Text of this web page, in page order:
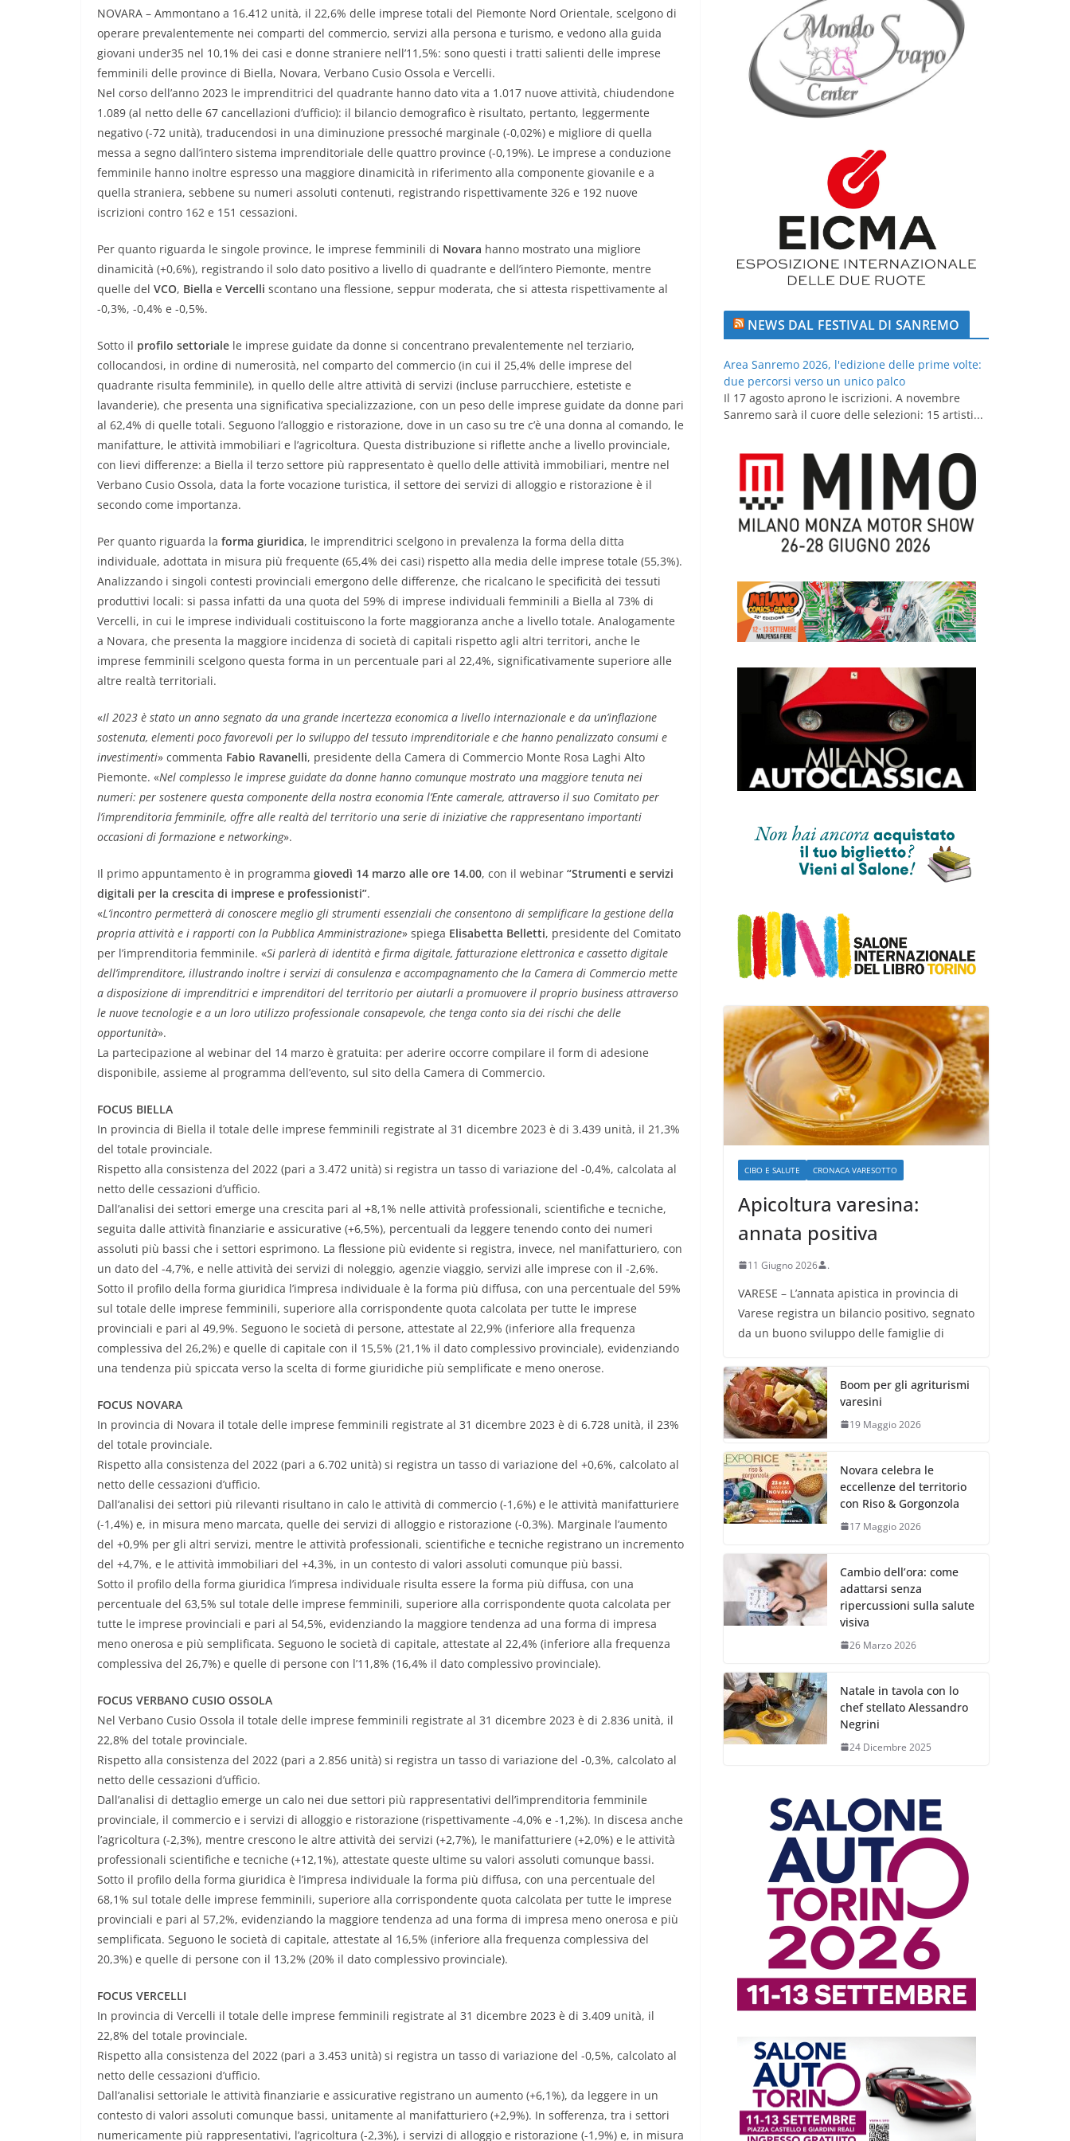
NOVARA – Ammontano a 16.412 unità, il 22,6% delle imprese totali del Piemonte Nord Orientale, scelgono di
operare prevalentemente nei comparti del commercio, servizi alla persona e turismo, e vedono alla guida
giovani under35 nel 10,1% dei casi e donne straniere nell’11,5%: sono questi i tratti salienti delle imprese
femminili delle province di Biella, Novara, Verbano Cusio Ossola e Vercelli.
Nel corso dell’anno 2023 le imprenditrici del quadrante hanno dato vita a 1.017 nuove attività, chiudendone
1.089 (al netto delle 67 cancellazioni d’ufficio): il bilancio demografico è risultato, pertanto, leggermente
negativo (-72 unità), traducendosi in una diminuzione pressoché marginale (-0,02%) e migliore di quella
messa a segno dall’intero sistema imprenditoriale delle quattro province (-0,19%). Le imprese a conduzione
femminile hanno inoltre espresso una maggiore dinamicità in riferimento alla componente giovanile e a
quella straniera, sebbene su numeri assoluti contenuti, registrando rispettivamente 326 e 192 nuove
iscrizioni contro 162 e 151 cessazioni.
Per quanto riguarda le singole province, le imprese femminili di Novara hanno mostrato una migliore
dinamicità (+0,6%), registrando il solo dato positivo a livello di quadrante e dell’intero Piemonte, mentre
quelle del VCO, Biella e Vercelli scontano una flessione, seppur moderata, che si attesta rispettivamente al
-0,3%, -0,4% e -0,5%.
Sotto il profilo settoriale le imprese guidate da donne si concentrano prevalentemente nel terziario,
collocandosi, in ordine di numerosità, nel comparto del commercio (in cui il 25,4% delle imprese del
quadrante risulta femminile), in quello delle altre attività di servizi (incluse parrucchiere, estetiste e
lavanderie), che presenta una significativa specializzazione, con un peso delle imprese guidate da donne pari
al 62,4% di quelle totali. Seguono l’alloggio e ristorazione, dove in un caso su tre c’è una donna al comando, le
manifatture, le attività immobiliari e l’agricoltura. Questa distribuzione si riflette anche a livello provinciale,
con lievi differenze: a Biella il terzo settore più rappresentato è quello delle attività immobiliari, mentre nel
Verbano Cusio Ossola, data la forte vocazione turistica, il settore dei servizi di alloggio e ristorazione è il
secondo come importanza.
Per quanto riguarda la forma giuridica, le imprenditrici scelgono in prevalenza la forma della ditta
individuale, adottata in misura più frequente (65,4% dei casi) rispetto alla media delle imprese totale (55,3%).
Analizzando i singoli contesti provinciali emergono delle differenze, che ricalcano le specificità dei tessuti
produttivi locali: si passa infatti da una quota del 59% di imprese individuali femminili a Biella al 73% di
Vercelli, in cui le imprese individuali costituiscono la forte maggioranza anche a livello totale. Analogamente
a Novara, che presenta la maggiore incidenza di società di capitali rispetto agli altri territori, anche le
imprese femminili scelgono questa forma in un percentuale pari al 22,4%, significativamente superiore alle
altre realtà territoriali.
«Il 2023 è stato un anno segnato da una grande incertezza economica a livello internazionale e da un’inflazione
sostenuta, elementi poco favorevoli per lo sviluppo del tessuto imprenditoriale e che hanno penalizzato consumi e
investimenti» commenta Fabio Ravanelli, presidente della Camera di Commercio Monte Rosa Laghi Alto
Piemonte. «Nel complesso le imprese guidate da donne hanno comunque mostrato una maggiore tenuta nei
numeri: per sostenere questa componente della nostra economia l’Ente camerale, attraverso il suo Comitato per
l’imprenditoria femminile, offre alle realtà del territorio una serie di iniziative che rappresentano importanti
occasioni di formazione e networking».
Il primo appuntamento è in programma giovedì 14 marzo alle ore 14.00, con il webinar “Strumenti e servizi
digitali per la crescita di imprese e professionisti”.
«L’incontro permetterà di conoscere meglio gli strumenti essenziali che consentono di semplificare la gestione della
propria attività e i rapporti con la Pubblica Amministrazione» spiega Elisabetta Belletti, presidente del Comitato
per l’imprenditoria femminile. «Si parlerà di identità e firma digitale, fatturazione elettronica e cassetto digitale
dell’imprenditore, illustrando inoltre i servizi di consulenza e accompagnamento che la Camera di Commercio mette
a disposizione di imprenditrici e imprenditori del territorio per aiutarli a promuovere il proprio business attraverso
le nuove tecnologie e a un loro utilizzo professionale consapevole, che tenga conto sia dei rischi che delle
opportunità».
La partecipazione al webinar del 14 marzo è gratuita: per aderire occorre compilare il form di adesione
disponibile, assieme al programma dell’evento, sul sito della Camera di Commercio.
FOCUS BIELLA
In provincia di Biella il totale delle imprese femminili registrate al 31 dicembre 2023 è di 3.439 unità, il 21,3%
del totale provinciale.
Rispetto alla consistenza del 2022 (pari a 3.472 unità) si registra un tasso di variazione del -0,4%, calcolata al
netto delle cessazioni d’ufficio.
Dall’analisi dei settori emerge una crescita pari al +8,1% nelle attività professionali, scientifiche e tecniche,
seguita dalle attività finanziarie e assicurative (+6,5%), percentuali da leggere tenendo conto dei numeri
assoluti più bassi che i settori esprimono. La flessione più evidente si registra, invece, nel manifatturiero, con
un dato del -4,7%, e nelle attività dei servizi di noleggio, agenzie viaggio, servizi alle imprese con il -2,6%.
Sotto il profilo della forma giuridica l’impresa individuale è la forma più diffusa, con una percentuale del 59%
sul totale delle imprese femminili, superiore alla corrispondente quota calcolata per tutte le imprese
provinciali e pari al 49,9%. Seguono le società di persone, attestate al 22,9% (inferiore alla frequenza
complessiva del 26,2%) e quelle di capitale con il 15,5% (21,1% il dato complessivo provinciale), evidenziando
una tendenza più spiccata verso la scelta di forme giuridiche più semplificate e meno onerose.
FOCUS NOVARA
In provincia di Novara il totale delle imprese femminili registrate al 31 dicembre 2023 è di 6.728 unità, il 23%
del totale provinciale.
Rispetto alla consistenza del 2022 (pari a 6.702 unità) si registra un tasso di variazione del +0,6%, calcolato al
netto delle cessazioni d’ufficio.
Dall’analisi dei settori più rilevanti risultano in calo le attività di commercio (-1,6%) e le attività manifatturiere
(-1,4%) e, in misura meno marcata, quelle dei servizi di alloggio e ristorazione (-0,3%). Marginale l’aumento
del +0,9% per gli altri servizi, mentre le attività professionali, scientifiche e tecniche registrano un incremento
del +4,7%, e le attività immobiliari del +4,3%, in un contesto di valori assoluti comunque più bassi.
Sotto il profilo della forma giuridica l’impresa individuale risulta essere la forma più diffusa, con una
percentuale del 63,5% sul totale delle imprese femminili, superiore alla corrispondente quota calcolata per
tutte le imprese provinciali e pari al 54,5%, evidenziando la maggiore tendenza ad una forma di impresa
meno onerosa e più semplificata. Seguono le società di capitale, attestate al 22,4% (inferiore alla frequenza
complessiva del 26,7%) e quelle di persone con l’11,8% (16,4% il dato complessivo provinciale).
FOCUS VERBANO CUSIO OSSOLA
Nel Verbano Cusio Ossola il totale delle imprese femminili registrate al 31 dicembre 2023 è di 2.836 unità, il
22,8% del totale provinciale.
Rispetto alla consistenza del 2022 (pari a 2.856 unità) si registra un tasso di variazione del -0,3%, calcolato al
netto delle cessazioni d’ufficio.
Dall’analisi di dettaglio emerge un calo nei due settori più rappresentativi dell’imprenditoria femminile
provinciale, il commercio e i servizi di alloggio e ristorazione (rispettivamente -4,0% e -1,2%). In discesa anche
l’agricoltura (-2,3%), mentre crescono le altre attività dei servizi (+2,7%), le manifatturiere (+2,0%) e le attività
professionali scientifiche e tecniche (+12,1%), attestate queste ultime su valori assoluti comunque bassi.
Sotto il profilo della forma giuridica è l’impresa individuale la forma più diffusa, con una percentuale del
68,1% sul totale delle imprese femminili, superiore alla corrispondente quota calcolata per tutte le imprese
provinciali e pari al 57,2%, evidenziando la maggiore tendenza ad una forma di impresa meno onerosa e più
semplificata. Seguono le società di capitale, attestate al 16,5% (inferiore alla frequenza complessiva del
20,3%) e quelle di persone con il 13,2% (20% il dato complessivo provinciale).
FOCUS VERCELLI
In provincia di Vercelli il totale delle imprese femminili registrate al 31 dicembre 2023 è di 3.409 unità, il
22,8% del totale provinciale.
Rispetto alla consistenza del 2022 (pari a 3.453 unità) si registra un tasso di variazione del -0,5%, calcolato al
netto delle cessazioni d’ufficio.
Dall’analisi settoriale le attività finanziarie e assicurative registrano un aumento (+6,1%), da leggere in un
contesto di valori assoluti comunque bassi, unitamente al manifatturiero (+2,9%). In sofferenza, tra i settori
numericamente più rappresentativi, l’agricoltura (-2,3%), i servizi di alloggio e ristorazione (-1,9%) e, in misura
NEWS DAL FESTIVAL DI SANREMO
Area Sanremo 2026, l'edizione delle prime volte:
due percorsi verso un unico palco
Il 17 agosto aprono le iscrizioni. A novembre
Sanremo sarà il cuore delle selezioni: 15 artisti...
CIBO E SALUTE CRONACA VARESOTTO
Apicoltura varesina:
annata positiva
11 Giugno 2026 .
VARESE – L’annata apistica in provincia di
Varese registra un bilancio positivo, segnato
da un buono sviluppo delle famiglie di
Boom per gli agriturismi
varesini
19 Maggio 2026
Novara celebra le
eccellenze del territorio
con Riso & Gorgonzola
17 Maggio 2026
Cambio dell’ora: come
adattarsi senza
ripercussioni sulla salute
visiva
26 Marzo 2026
Natale in tavola con lo
chef stellato Alessandro
Negrini
24 Dicembre 2025